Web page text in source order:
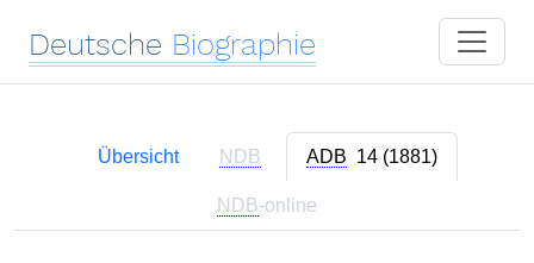
Deutsche Biographie
Übersicht NDB ADB 14 (1881)
NDB-online